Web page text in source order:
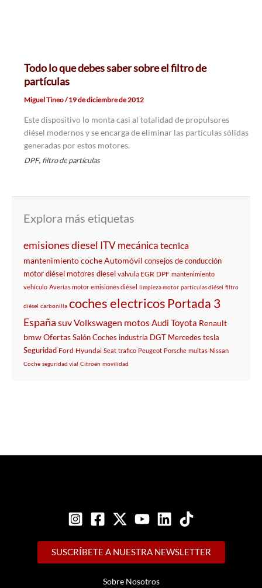
Todo lo que debes saber sobre el filtro de
partículas
Miguel Tineo/19 de diciembre de 2012
Este dispositivo lo monta casi al totalidad de propulsores
diésel modernos y se encarga de eliminar las partículas sólidas
generadas por estos motores.
DPF, filtro de partículas
Explora más etiquetas
emisionesdiesel ITVmecánica tecnica
mantenimiento cocheAutomóvil consejos de conducción
motor diésel motores diesel válvula EGR DPF mantenimiento
vehículo Averías motor emisiones diésel limpieza motor particulas diésel filtro
diésel carbonilla coches electricos Portada 3
España suvVolkswagen motos Audi Toyota Renault
bmwOfertasSalónCoches industria DGT Mercedes tesla
Seguridad Ford Hyundai Seat trafico Peugeot Porsche multas Nissan
Coche seguridad vial Citroën movilidad
SUSCRÍBETE A NUESTRA NEWSLETTER
Sobre Nosotros